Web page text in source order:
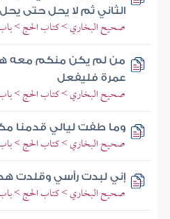
الثاني ثم لا يحل حتى
صحيح البخاري > كتاب الحج >
من لم يكن منكم معه
عمرة فليفعل
صحيح البخاري > كتاب الحج > باب
وما طفت ليالي قدمنا
صحيح البخاري > كتاب الحج > باب
إني لبدت رأسي وقلدت
صحيح البخاري > كتاب الحج > باب